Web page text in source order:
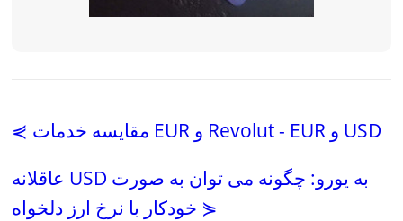
⋞ مقایسه خدمات EUR و Revolut - EUR و USD
عاقلانه USD به یورو: چگونه می توان به صورت
خودکار با نرخ ارز دلخواه ⋟